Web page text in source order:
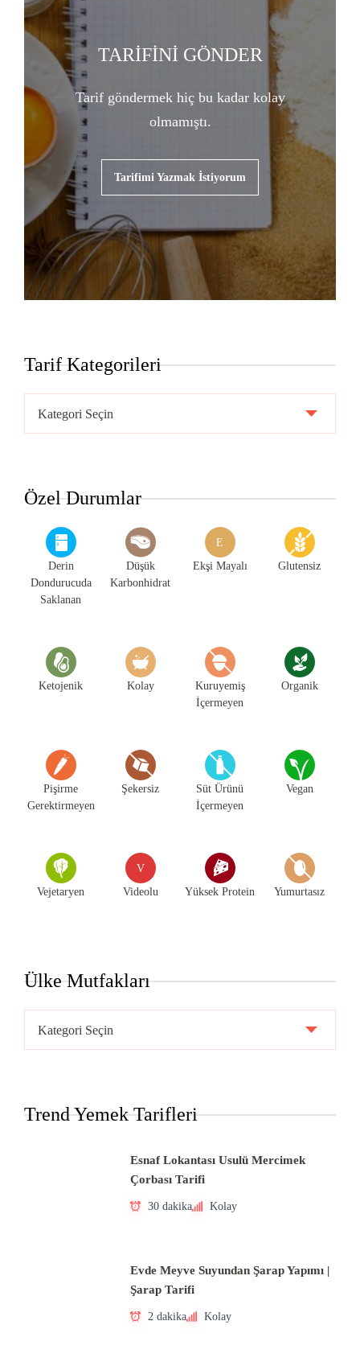
TARİFİNİ GÖNDER
Tarif göndermek hiç bu kadar kolay
olmamıştı.
Tarifimi Yazmak İstiyorum
Tarif Kategorileri
Kategorileri
Özel Durumlar
Derin
Dondurucuda
Saklanan
Düşük
Karbonhidrat
E
Ekşi Mayalı Glutensiz
Ketojenik Kolay
Kuruyemiş
İçermeyen
Organik
Pişirme
Gerektirmeyen
Şekersiz
Süt Ürünü
İçermeyen
Vegan
Vejetaryen
V
Videolu Yüksek Protein Yumurtasız
Ülke Mutfakları
Mutfakları
Trend Yemek Tarifleri
Esnaf Lokantası Usulü Mercimek
Çorbası Tarifi
30 dakika Kolay
Evde Meyve Suyundan Şarap Yapımı |
Şarap Tarifi
2 dakika Kolay